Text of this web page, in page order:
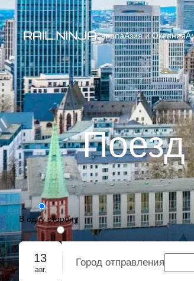
ЕвропаАзия и Океания
В одну сторону
Туда-обратно
Групповое бронирование
13
авг.
Город отправления